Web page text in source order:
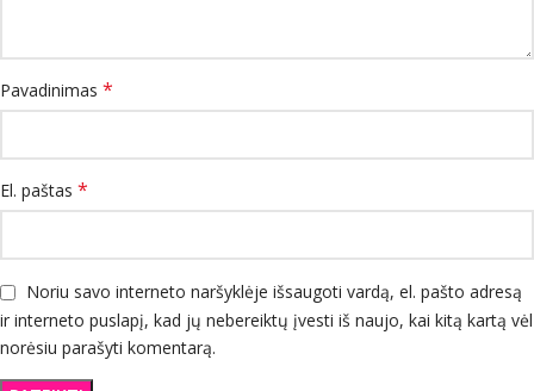
Pavadinimas *
El. paštas *
Noriu savo interneto naršyklėje išsaugoti vardą, el. pašto adresą
ir interneto puslapį, kad jų nebereiktų įvesti iš naujo, kai kitą kartą vėl
norėsiu parašyti komentarą.